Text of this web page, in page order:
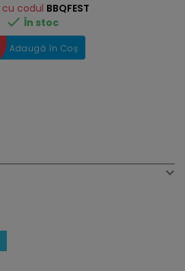
cu codul BBQFEST
 În stoc
Adaugă în Coș
